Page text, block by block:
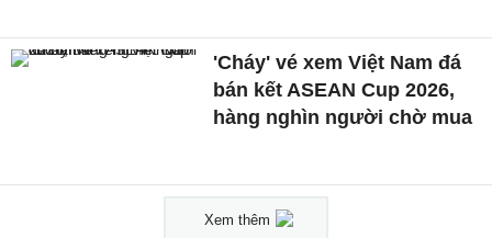
'Cháy' vé xem Việt Nam đá
bán kết ASEAN Cup 2026,
hàng nghìn người chờ mua
Xem thêm